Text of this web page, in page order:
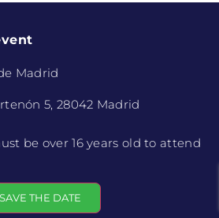
Madrid
5, 28042 Madrid
be over 16 years old to attend
SAVE THE DATE